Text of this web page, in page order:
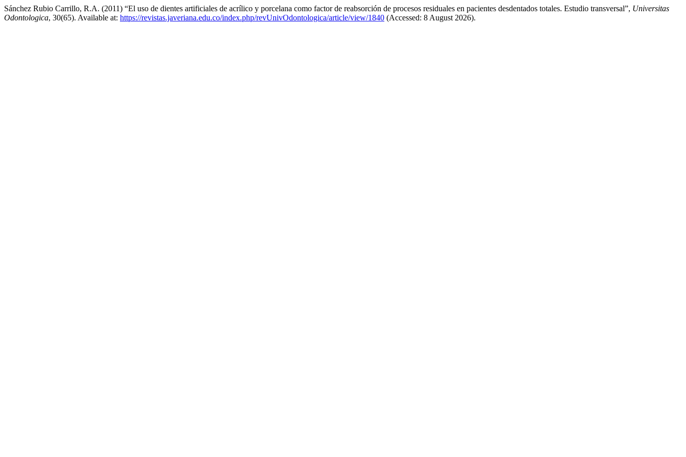
Sánchez Rubio Carrillo, R.A. (2011) “El uso de dientes artificiales de acrílico y porcelana como factor de reabsorción de procesos residuales en pacientes desdentados totales. Estudio transversal”, Universitas
Odontologica, 30(65). Available at: https://revistas.javeriana.edu.co/index.php/revUnivOdontologica/article/view/1840 (Accessed: 8 August 2026).